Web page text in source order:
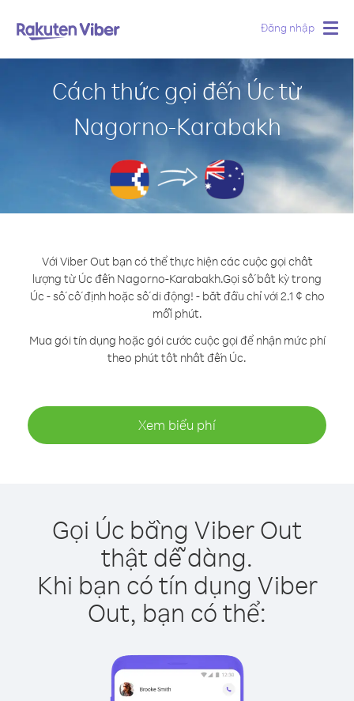
Đăng nhập
Cách thức gọi đến Úc từ
Nagorno-Karabakh
Với Viber Out bạn có thể thực hiện các cuộc gọi chất
lượng từ Úc đến Nagorno-Karabakh.Gọi số bất kỳ trong
Úc - số cố định hoặc số di động! - bắt đầu chỉ với 2.1 ¢ cho
mỗi phút.
Mua gói tín dụng hoặc gói cước cuộc gọi để nhận mức phí
theo phút tốt nhất đến Úc.
Xem biểu phí
Gọi Úc bằng Viber Out
thật dễ dàng.
Khi bạn có tín dụng Viber
Out, bạn có thể: